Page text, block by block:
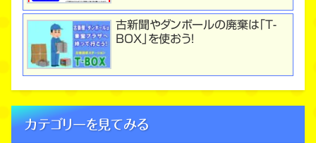
古新聞やダンボールの廃棄は「T-
BOX」を使おう！
カテゴリーを見てみる